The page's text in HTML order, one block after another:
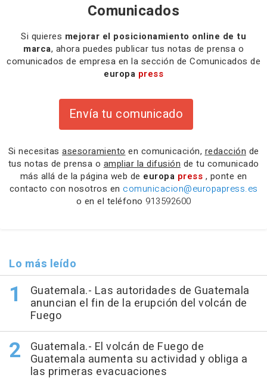
Comunicados
Si quieres mejorar el posicionamiento online de tu
marca, ahora puedes publicar tus notas de prensa o
comunicados de empresa en la sección de Comunicados de
europa press
Envía tu comunicado
Si necesitas asesoramiento en comunicación, redacción de
tus notas de prensa o ampliar la difusión de tu comunicado
más allá de la página web de europa press , ponte en
contacto con nosotros en comunicacion@europapress.es
o en el teléfono 913592600
Lo más leído
Guatemala.- Las autoridades de Guatemala
anuncian el fin de la erupción del volcán de
Fuego
Guatemala.- El volcán de Fuego de
Guatemala aumenta su actividad y obliga a
las primeras evacuaciones